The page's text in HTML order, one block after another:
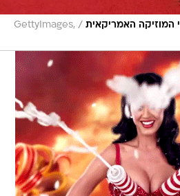
המוזיקה האמריקאית /
GettyImages,